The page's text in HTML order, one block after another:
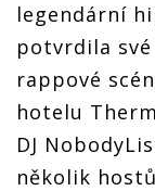
legendární
potvrdila
rappové
hotelu
DJ
několik